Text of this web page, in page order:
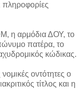
πληροφορίες
η αρμόδια ΔΟΥ, το
πατέρα, το
κώδικας.
οντότητες ο
τίτλος και η